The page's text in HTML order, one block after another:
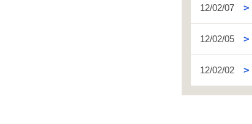
12/02/07
12/02/05
12/02/02